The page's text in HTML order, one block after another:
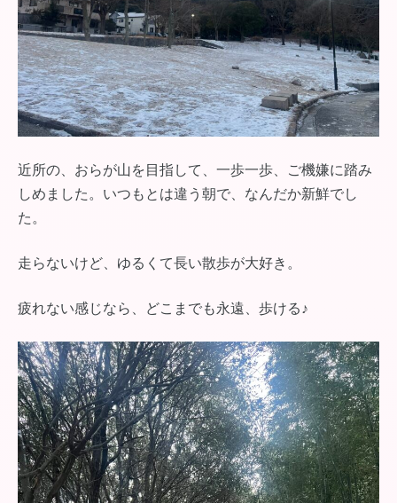
近所の、おらが山を目指して、一歩一歩、ご機嫌に踏み
しめました。いつもとは違う朝で、なんだか新鮮でし
た。
走らないけど、ゆるくて長い散歩が大好き。
疲れない感じなら、どこまでも永遠、歩ける♪